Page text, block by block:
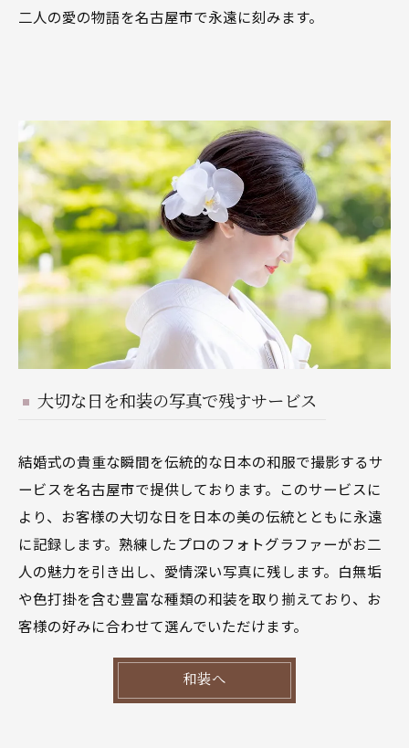
二人の愛の物語を名古屋市で永遠に刻みます。
大切な日を和装の写真で残すサービス
結婚式の貴重な瞬間を伝統的な日本の和服で撮影するサ
ービスを名古屋市で提供しております。このサービスに
より、お客様の大切な日を日本の美の伝統とともに永遠
に記録します。熟練したプロのフォトグラファーがお二
人の魅力を引き出し、愛情深い写真に残します。白無垢
や色打掛を含む豊富な種類の和装を取り揃えており、お
客様の好みに合わせて選んでいただけます。
和装へ